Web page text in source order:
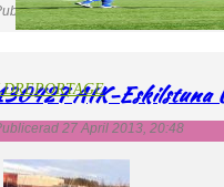
27 April 2013, 20:54
AIK-Eskilstuna
27 April 2013, 20:48